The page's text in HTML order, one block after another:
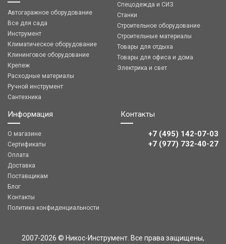
Автогаражное оборудование
Все для сада
Инструмент
Климатическое оборудование
Клининговое оборудование
Крепеж
Расходные материалы
Ручной инструмент
Сантехника
Спецодежда и СИЗ
Станки
Строительное оборудование
Строительные материалы
Товары для отдыха
Товары для офиса и дома
Электрика и свет
Информация
О магазине
Сертификаты
Оплата
Доставка
Поставщикам
Блог
Контакты
Политика конфиденциальности
Контакты
+7 (495) 142-07-03
‎‎+7 (977) 732-40-27
2007-2026 © Никос-Инструмент. Все права защищены,